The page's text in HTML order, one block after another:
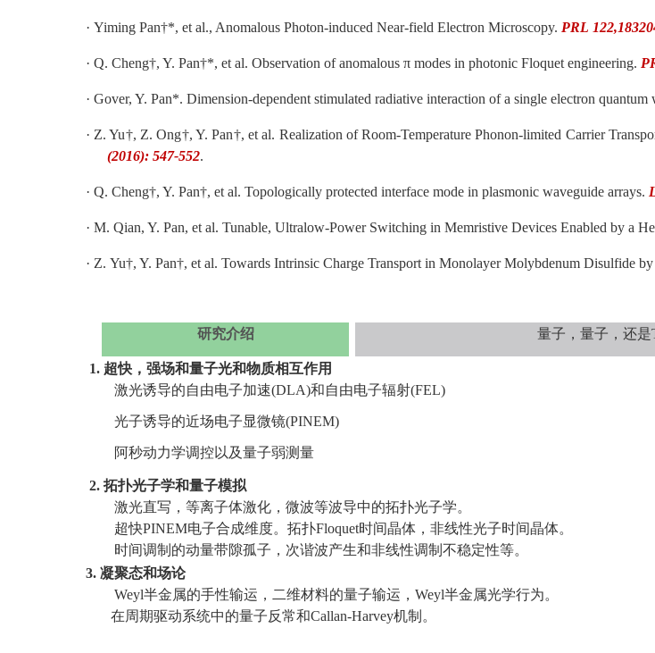
· Yiming Pan†*, et al., Anomalous Photon-induced Near-field Electron Microscopy. PRL
· Q. Cheng†, Y. Pan†*, et al. Observation of anomalous π modes in photonic Floquet engineering.
· Gover, Y. Pan*. Dimension-dependent stimulated radiative interaction of a single electron quantum
· Z. Yu†, Z. Ong†, Y. Pan†, et al. Realization of Room-Temperature Phonon-limited Carrier
(2016): 547-552.
· Q. Cheng†, Y. Pan†, et al. Topologically protected interface mode in plasmonic waveguide arrays.
· M. Qian, Y. Pan, et al. Tunable, Ultralow-Power Switching in Memristive Devices Enabled by a
· Z. Yu†, Y. Pan†, et al. Towards Intrinsic Charge Transport in Monolayer Molybdenum Disulfide
研究介绍 量子，量子，还是
1. 超快，强场和量子光和物质相互作用
激光诱导的自由电子加速(DLA)和自由电子辐射(FEL)
光子诱导的近场电子显微镜(PINEM)
阿秒动力学调控以及量子弱测量
2. 拓扑光子学和量子模拟
激光直写，等离子体激化，微波等波导中的拓扑光子学。
超快PINEM电子合成维度。拓扑Floquet时间晶体，非线性光子时间晶体。
时间调制的动量带隙孤子，次谐波产生和非线性调制不稳定性等。
3. 凝聚态和场论
Weyl半金属的手性输运，二维材料的量子输运，Weyl半金属光学行为。
在周期驱动系统中的量子反常和Callan-Harvey机制。